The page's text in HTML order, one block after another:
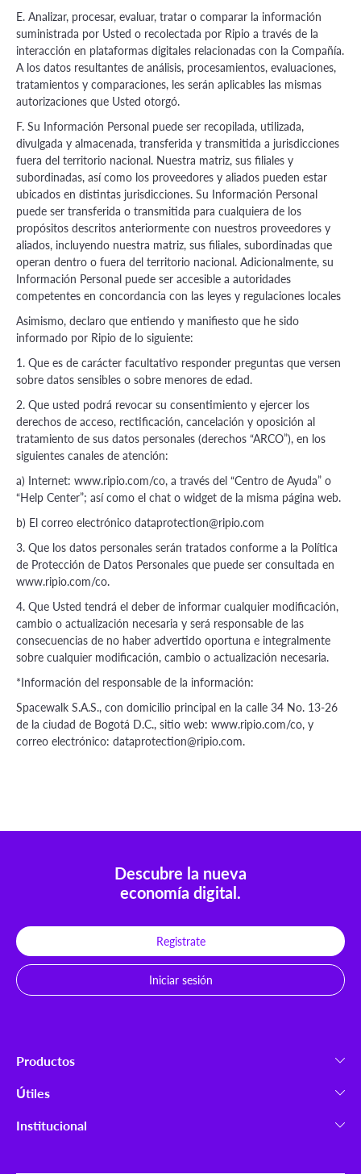
E. Analizar, procesar, evaluar, tratar o comparar la información
suministrada por Usted o recolectada por Ripio a través de la
interacción en plataformas digitales relacionadas con la Compañía.
A los datos resultantes de análisis, procesamientos, evaluaciones,
tratamientos y comparaciones, les serán aplicables las mismas
autorizaciones que Usted otorgó.
F. Su Información Personal puede ser recopilada, utilizada,
divulgada y almacenada, transferida y transmitida a jurisdicciones
fuera del territorio nacional. Nuestra matriz, sus filiales y
subordinadas, así como los proveedores y aliados pueden estar
ubicados en distintas jurisdicciones. Su Información Personal
puede ser transferida o transmitida para cualquiera de los
propósitos descritos anteriormente con nuestros proveedores y
aliados, incluyendo nuestra matriz, sus filiales, subordinadas que
operan dentro o fuera del territorio nacional. Adicionalmente, su
Información Personal puede ser accesible a autoridades
competentes en concordancia con las leyes y regulaciones locales
Asimismo, declaro que entiendo y manifiesto que he sido
informado por Ripio de lo siguiente:
1. Que es de carácter facultativo responder preguntas que versen
sobre datos sensibles o sobre menores de edad.
2. Que usted podrá revocar su consentimiento y ejercer los
derechos de acceso, rectificación, cancelación y oposición al
tratamiento de sus datos personales (derechos “ARCO”), en los
siguientes canales de atención:
a) Internet: www.ripio.com/co, a través del “Centro de Ayuda” o
“Help Center”; así como el chat o widget de la misma página web.
b) El correo electrónico dataprotection@ripio.com
3. Que los datos personales serán tratados conforme a la Política
de Protección de Datos Personales que puede ser consultada en
www.ripio.com/co.
4. Que Usted tendrá el deber de informar cualquier modificación,
cambio o actualización necesaria y será responsable de las
consecuencias de no haber advertido oportuna e integralmente
sobre cualquier modificación, cambio o actualización necesaria.
*Información del responsable de la información:
Spacewalk S.A.S., con domicilio principal en la calle 34 No. 13-26
de la ciudad de Bogotá D.C., sitio web: www.ripio.com/co, y
correo electrónico: dataprotection@ripio.com.
Descubre la nueva
economía digital.
Registrate
Iniciar sesión
Productos
Criptoactivos
Útiles
Institucional